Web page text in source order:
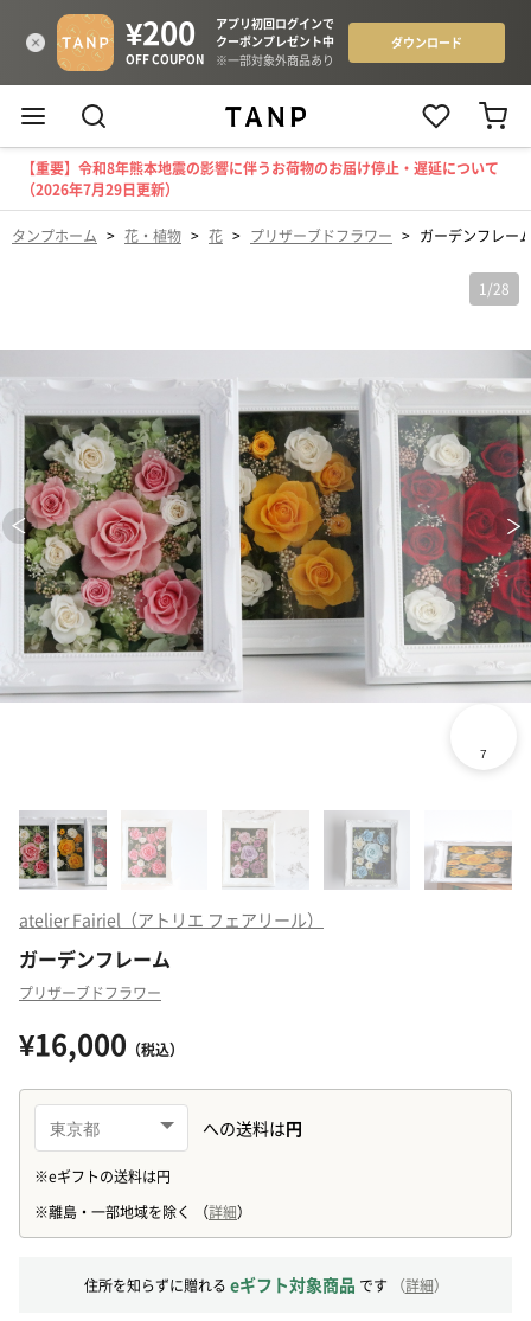
【重要】令和8年熊本地震の影響に伴うお荷物のお届け停止・遅延について
（2026年7月29日更新）
タンプホーム > 花・植物 > 花 > プリザーブドフラワー > ガーデンフレー
1 /28
atelier Fairiel（アトリエ フェアリール）
ガーデンフレーム
プリザーブドフラワー
¥16,000 （税込）
住所を知らずに贈れる eギフト対象商品 です （詳細）